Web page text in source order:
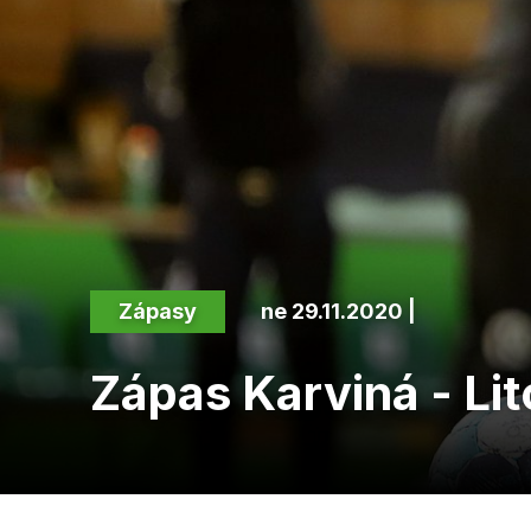
Zápasy ne 29.11.2020 |
Zápas Karviná -